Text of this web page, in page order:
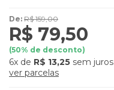
De: R$ 159,00
R$ 79,50
(50% de desconto)
6x de R$ 13,25 sem juros
ver parcelas